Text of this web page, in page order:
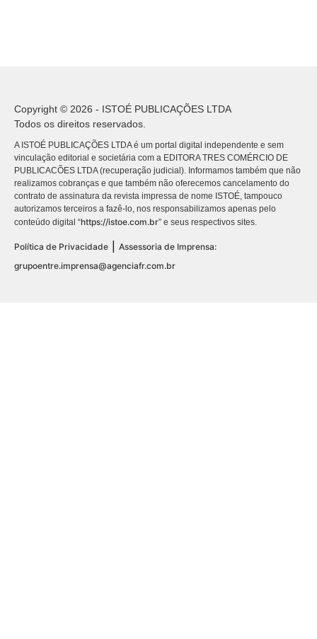
Copyright © 2026 - ISTOÉ PUBLICAÇÕES LTDA
Todos os direitos reservados.
A ISTOÉ PUBLICAÇÕES LTDA é um portal digital independente e sem
vinculação editorial e societária com a EDITORA TRES COMÉRCIO DE
PUBLICACÕES LTDA (recuperação judicial). Informamos também que não
realizamos cobranças e que também não oferecemos cancelamento do
contrato de assinatura da revista impressa de nome ISTOÉ, tampouco
autorizamos terceiros a fazê-lo, nos responsabilizamos apenas pelo
conteúdo digital “https://istoe.com.br” e seus respectivos sites.
Política de Privacidade
Assessoria de Imprensa:
grupoentre.imprensa@agenciafr.com.br